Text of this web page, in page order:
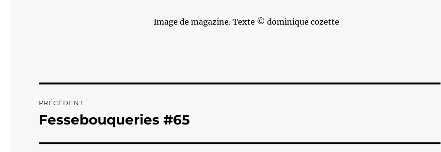
Image de magazine. Texte © dominique cozette
de
PRÉCÉDENT
Publication
Fessebouqueries #65